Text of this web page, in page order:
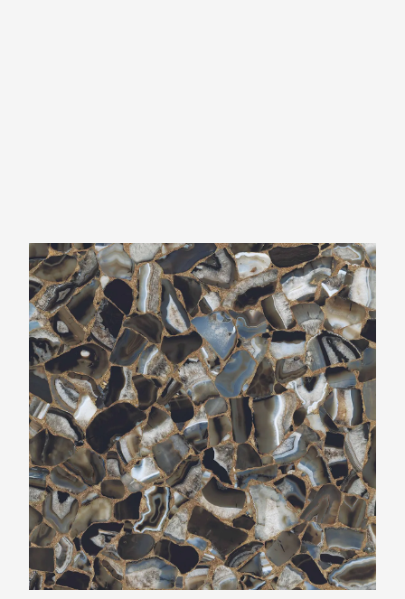
Ariostea Ultra Agata Black